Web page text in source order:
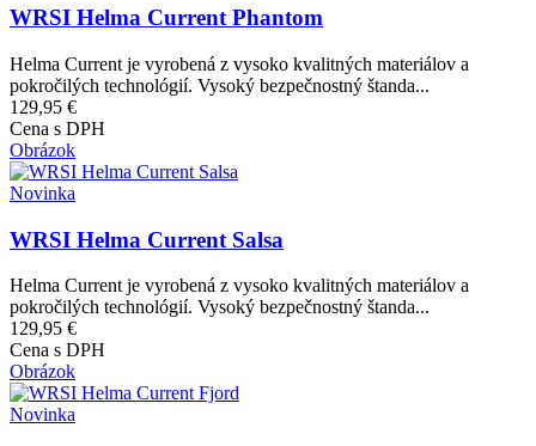
WRSI Helma Current Phantom
Helma Current je vyrobená z vysoko kvalitných materiálov a
pokročilých technológií. Vysoký bezpečnostný štanda...
129,95 €
Cena s DPH
Obrázok
Novinka
WRSI Helma Current Salsa
Helma Current je vyrobená z vysoko kvalitných materiálov a
pokročilých technológií. Vysoký bezpečnostný štanda...
129,95 €
Cena s DPH
Obrázok
Novinka